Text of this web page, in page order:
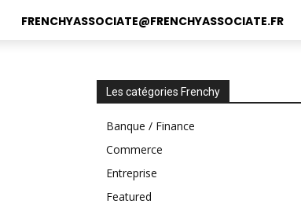
FRENCHYASSOCIATE@FRENCHYASSOCIATE.FR
Les catégories Frenchy
Banque / Finance
Commerce
Entreprise
Featured